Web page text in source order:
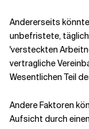
Andererseits
unbefristete,
'versteckten
vertragliche
Wesentlichen Teil
Andere Faktoren
Aufsicht durch